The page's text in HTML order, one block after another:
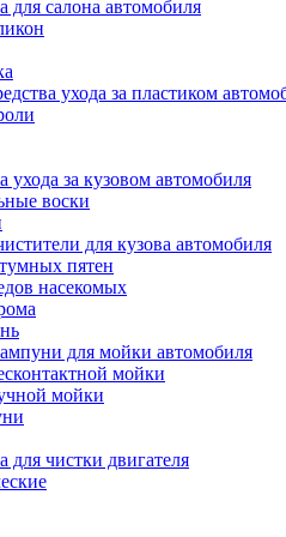
для салона автомобиля
ухода за пластиком
ухода за кузовом автомобиля
воски
для кузова автомобиля
пятен
насекомых
для мойки автомобиля
мойки
мойки
для чистки двигателя